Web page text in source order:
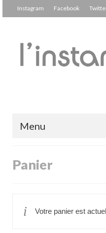
Instagram Facebook
Menu
Panier
Votre panier est